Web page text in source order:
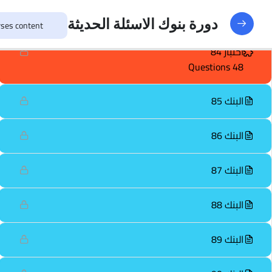
البنك 84
اختبار 84
48 Questions
البنك 85
البنك 86
البنك 87
البنك 88
البنك 89
دورة بنوك الاسئلة الحديثة